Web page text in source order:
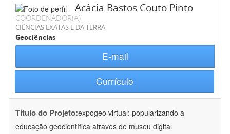
Acácia Bastos Couto Pinto
COORDENADOR(A)
CIÊNCIAS EXATAS E DA TERRA
Geociências
E-mail
Currículo
Título do Projeto:expogeo virtual: popularizando a
educação geocientífica através de museu digital